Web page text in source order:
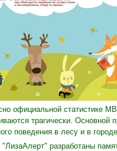
официальной статистике
трагически. Основной
поведения в лесу и в
разработаны